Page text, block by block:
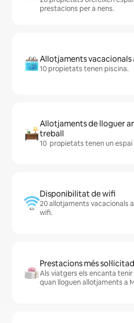
prestacions per a nens.
Allotjaments vacacionals
10 propietats tenen piscina.
Allotjaments de lloguer
treball
10 propietats tenen un
Disponibilitat de wifi
20 allotjaments vacacionals
wifi.
Prestacions més
Als viatgers els encanta tenir
quan lloguen allotjaments a